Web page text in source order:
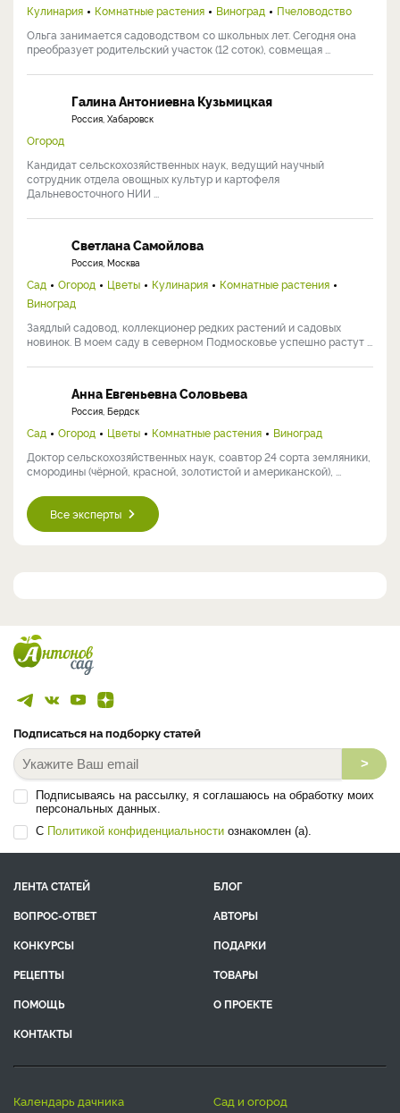
Кулинария
Комнатные растения Виноград
Пчеловодство
Ольга занимается садоводством со школьных лет. Сегодня она
преобразует родительский участок (12 соток), совмещая ...
Галина Антониевна Кузьмицкая
Россия, Хабаровск
Огород
Кандидат сельскохозяйственных наук, ведущий научный
сотрудник отдела овощных культур и картофеля
Дальневосточного НИИ ...
Светлана Самойлова
Россия, Москва
Сад Огород Цветы Кулинария
Комнатные растения
Виноград
Заядлый садовод, коллекционер редких растений и садовых
новинок. В моем саду в северном Подмосковье успешно растут ...
Анна Евгеньевна Соловьева
Россия, Бердск
Сад Огород Цветы Комнатные растения
Виноград
Доктор сельскохозяйственных наук, соавтор 24 сорта земляники,
смородины (чёрной, красной, золотистой и американской), ...
Все эксперты
Подписаться на подборку статей
>
Подписываясь на рассылку, я соглашаюсь на обработку моих
персональных данных.
С Политикой конфиденциальности ознакомлен (а).
ЛЕНТА СТАТЕЙ
БЛОГ
ВОПРОС-ОТВЕТ
АВТОРЫ
КОНКУРСЫ
ПОДАРКИ
РЕЦЕПТЫ
ТОВАРЫ
ПОМОЩЬ
О ПРОЕКТЕ
КОНТАКТЫ
календарь дачника сад и огород